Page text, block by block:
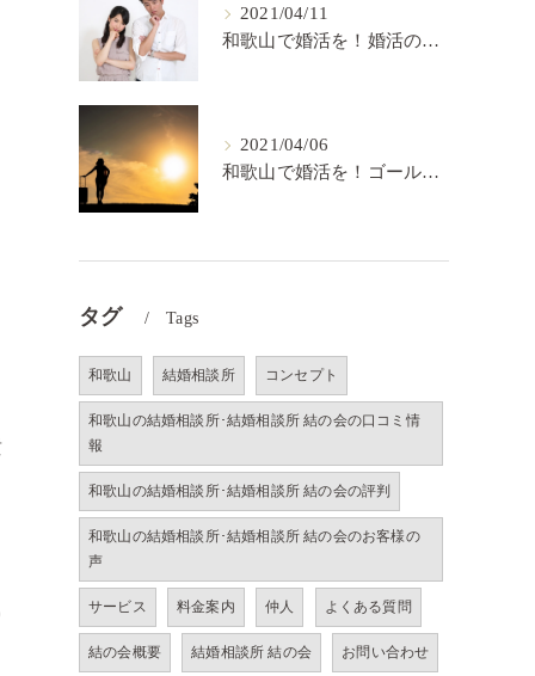
2021/04/11
和歌山で婚活を！婚活の中で大切なこと【結の会】
2021/04/06
和歌山で婚活を！ゴールを決めるということ【結の会】
タグ Tags
和歌山 結婚相談所 コンセプト
和歌山の結婚相談所･結婚相談所 結の会の口コミ情
報
和歌山の結婚相談所･結婚相談所 結の会の評判
和歌山の結婚相談所･結婚相談所 結の会のお客様の
声
サービス 料金案内 仲人 よくある質問
結の会概要 結婚相談所 結の会 お問い合わせ